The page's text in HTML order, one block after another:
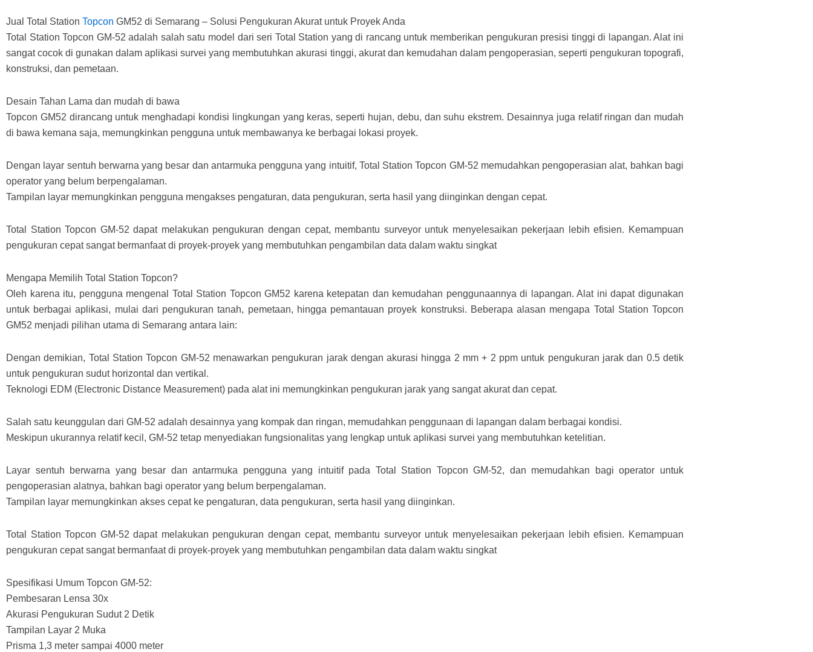
Jual Total Station Topcon GM52 di Semarang – Solusi Pengukuran Akurat untuk Proyek Anda
Total Station Topcon GM-52 adalah salah satu model dari seri Total Station yang di rancang untuk memberikan pengukuran presisi tinggi di lapangan. Alat ini
sangat cocok di gunakan dalam aplikasi survei yang membutuhkan akurasi tinggi, akurat dan kemudahan dalam pengoperasian, seperti pengukuran topografi,
konstruksi, dan pemetaan.
Desain Tahan Lama dan mudah di bawa
Topcon GM52 dirancang untuk menghadapi kondisi lingkungan yang keras, seperti hujan, debu, dan suhu ekstrem. Desainnya juga relatif ringan dan mudah
di bawa kemana saja, memungkinkan pengguna untuk membawanya ke berbagai lokasi proyek.
Dengan layar sentuh berwarna yang besar dan antarmuka pengguna yang intuitif, Total Station Topcon GM-52 memudahkan pengoperasian alat, bahkan bagi
operator yang belum berpengalaman.
Tampilan layar memungkinkan pengguna mengakses pengaturan, data pengukuran, serta hasil yang diinginkan dengan cepat.
Total Station Topcon GM-52 dapat melakukan pengukuran dengan cepat, membantu surveyor untuk menyelesaikan pekerjaan lebih efisien. Kemampuan
pengukuran cepat sangat bermanfaat di proyek-proyek yang membutuhkan pengambilan data dalam waktu singkat
Mengapa Memilih Total Station Topcon?
Oleh karena itu, pengguna mengenal Total Station Topcon GM52 karena ketepatan dan kemudahan penggunaannya di lapangan.Alat ini dapat digunakan
untuk berbagai aplikasi, mulai dari pengukuran tanah, pemetaan, hingga pemantauan proyek konstruksi. Beberapa alasan mengapa Total Station Topcon
GM52 menjadi pilihan utama di Semarang antara lain:
Dengan demikian, Total Station Topcon GM-52 menawarkan pengukuran jarak dengan akurasi hingga 2 mm + 2 ppm untuk pengukuran jarak dan 0.5 detik
untuk pengukuran sudut horizontal dan vertikal.
Teknologi EDM (Electronic Distance Measurement) pada alat ini memungkinkan pengukuran jarak yang sangat akurat dan cepat.
Salah satu keunggulan dari GM-52 adalah desainnya yang kompak dan ringan, memudahkan penggunaan di lapangan dalam berbagai kondisi.
Meskipun ukurannya relatif kecil, GM-52 tetap menyediakan fungsionalitas yang lengkap untuk aplikasi survei yang membutuhkan ketelitian.
Layar sentuh berwarna yang besar dan antarmuka pengguna yang intuitif pada Total Station Topcon GM-52, dan memudahkan bagi operator untuk
pengoperasian alatnya, bahkan bagi operator yang belum berpengalaman.
Tampilan layar memungkinkan akses cepat ke pengaturan, data pengukuran, serta hasil yang diinginkan.
Total Station Topcon GM-52 dapat melakukan pengukuran dengan cepat, membantu surveyor untuk menyelesaikan pekerjaan lebih efisien. Kemampuan
pengukuran cepat sangat bermanfaat di proyek-proyek yang membutuhkan pengambilan data dalam waktu singkat
Spesifikasi Umum Topcon GM-52:
Pembesaran Lensa 30x
Akurasi Pengukuran Sudut 2 Detik
Tampilan Layar 2 Muka
Prisma 1,3 meter sampai 4000 meter